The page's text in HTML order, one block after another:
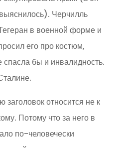
Черчилль
в военной форме и
его про костюм,
бы и инвалидность.
относится не к
Потому что за него в
по-человечески